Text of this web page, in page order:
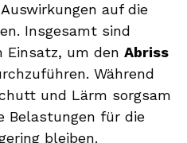
auf die
Insgesamt sind
Einsatz, um den Abriss
Während
und Lärm sorgsam
Belastungen für die
bleiben.